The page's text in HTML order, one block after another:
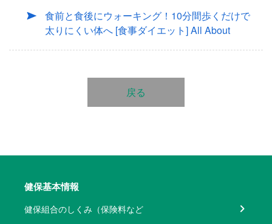
食前と食後にウォーキング！10分間歩くだけで
太りにくい体へ [食事ダイエット] All About
戻る
健保基本情報
健保組合のしくみ（保険料など